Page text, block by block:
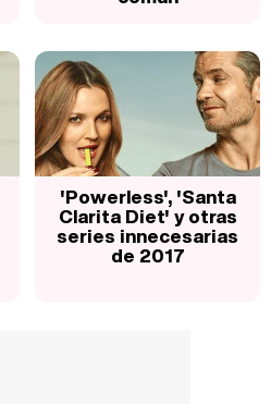
'Powerless', 'Santa
Clarita Diet' y otras
series innecesarias
de 2017